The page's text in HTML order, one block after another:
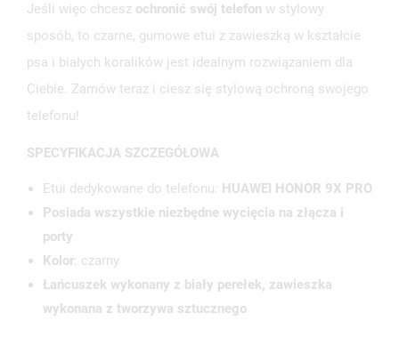
Jeśli więc chcesz ochronić swój telefon w stylowy
sposób, to czarne, gumowe etui z zawieszką w kształcie
psa i białych koralików jest idealnym rozwiązaniem dla
Ciebie. Zamów teraz i ciesz się stylową ochroną swojego
telefonu!
SPECYFIKACJA SZCZEGÓŁOWA
Etui dedykowane do telefonu: HUAWEI HONOR 9X PRO
Posiada wszystkie niezbędne wycięcia na złącza i
porty
Kolor: czarny
Łańcuszek wykonany z biały perełek, zawieszka
wykonana z tworzywa sztucznego